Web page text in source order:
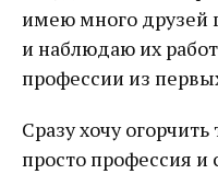
имею много друзей
и наблюдаю их
профессии из
Сразу хочу огорчить
просто профессия и